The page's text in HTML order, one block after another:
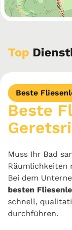
Top
Beste
Beste
Muss Ihr Bad
Räumlichkeiten
Bei dem
besten
schnell,
durchführen.